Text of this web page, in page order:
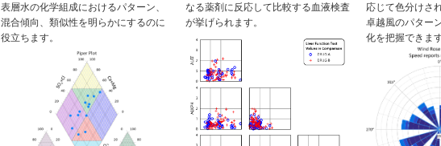
表層水の化学組成におけるパターン、
混合傾向、類似性を明らかにするのに
役立ちます。
なる薬剤に反応して比較する血液検査
が挙げられます。
応じて色分けさ
卓越風のパター
化を把握できます